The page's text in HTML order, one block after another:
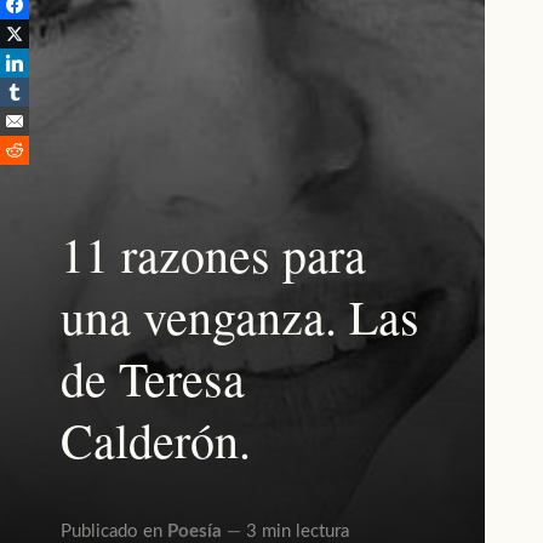
11 razones para
una venganza. Las
de Teresa
Calderón.
Publicado en Poesía 3 min lectura